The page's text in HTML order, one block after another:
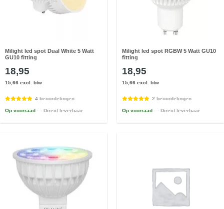
Milight led spot Dual White 5 Watt
GU10 fitting
18,95
15,66 excl. btw
4 beoordelingen
Op voorraad — Direct leverbaar
Milight led spot RGBW 5 Watt GU10
fitting
18,95
15,66 excl. btw
2 beoordelingen
Op voorraad — Direct leverbaar